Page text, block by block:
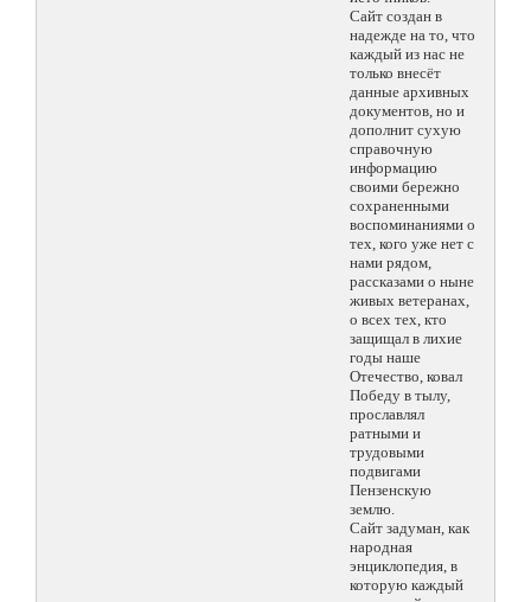
Сайт создан в
надежде на то, что
каждый из нас не
только внесёт
данные архивных
документов, но и
дополнит сухую
справочную
информацию
своими бережно
сохраненными
воспоминаниями о
тех, кого уже нет с
нами рядом,
рассказами о ныне
живых ветеранах,
о всех тех, кто
защищал в лихие
годы наше
Отечество, ковал
Победу в тылу,
прославлял
ратными и
трудовыми
подвигами
Пензенскую
землю.
Сайт задуман, как
народная
энциклопедия, в
которую каждый